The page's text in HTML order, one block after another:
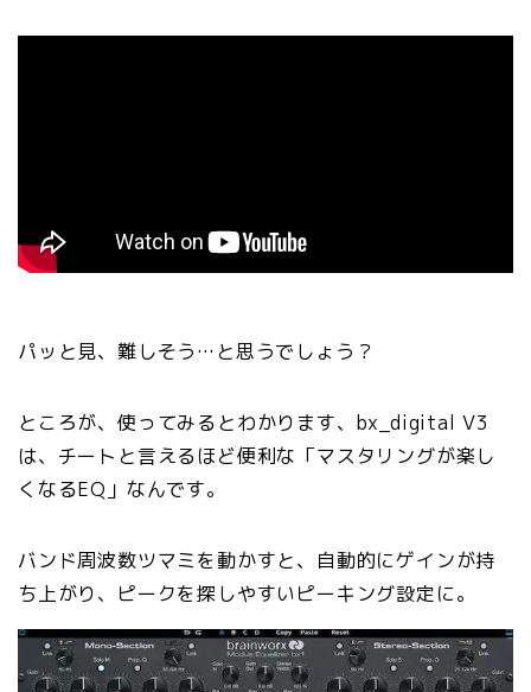
パッと見、難しそう…と思うでしょう？
ところが、使ってみるとわかります、bx_digital V3
は、チートと言えるほど便利な「マスタリングが楽し
くなるEQ」なんです。
バンド周波数ツマミを動かすと、自動的にゲインが持
ち上がり、ピークを探しやすいピーキング設定に。